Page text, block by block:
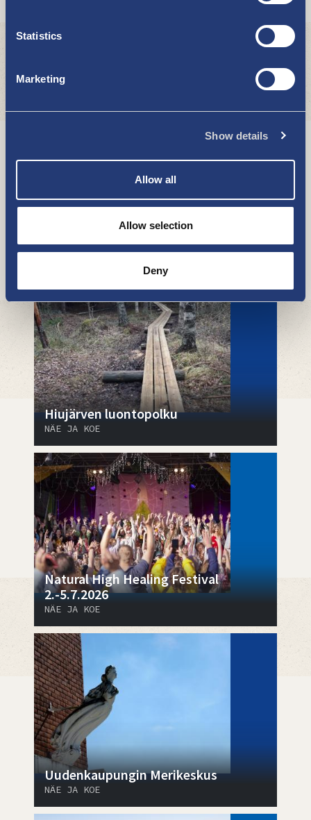
Statistics
Marketing
Show details
Allow all
Allow selection
Deny
Elokuvateatteri Kuvala
NÄE JA KOE
Hiujärven luontopolku
NÄE JA KOE
Natural High Healing Festival
2.-5.7.2026
NÄE JA KOE
Uudenkaupungin Merikeskus
NÄE JA KOE